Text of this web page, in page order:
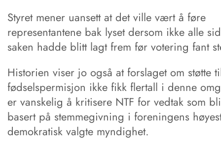
Styret mener uansett at det ville vært å føre
representantene bak lyset dersom ikke alle
saken hadde blitt lagt frem før votering fant
Historien viser jo også at forslaget om støtte
fødselspermisjon ikke fikk flertall i denne
er vanskelig å kritisere NTF for vedtak som
basert på stemmegivning i foreningens
demokratisk valgte myndighet.